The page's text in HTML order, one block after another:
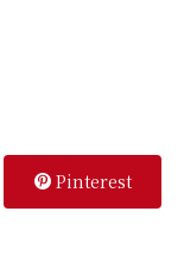
Pinterest